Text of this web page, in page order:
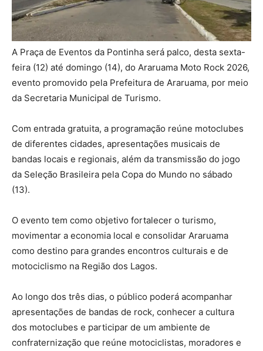
A Praça de Eventos da Pontinha será palco, desta sexta-
feira (12) até domingo (14), do Araruama Moto Rock 2026,
evento promovido pela Prefeitura de Araruama, por meio
da Secretaria Municipal de Turismo.
Com entrada gratuita, a programação reúne motoclubes
de diferentes cidades, apresentações musicais de
bandas locais e regionais, além da transmissão do jogo
da Seleção Brasileira pela Copa do Mundo no sábado
(13).
O evento tem como objetivo fortalecer o turismo,
movimentar a economia local e consolidar Araruama
como destino para grandes encontros culturais e de
motociclismo na Região dos Lagos.
Ao longo dos três dias, o público poderá acompanhar
apresentações de bandas de rock, conhecer a cultura
dos motoclubes e participar de um ambiente de
confraternização que reúne motociclistas, moradores e